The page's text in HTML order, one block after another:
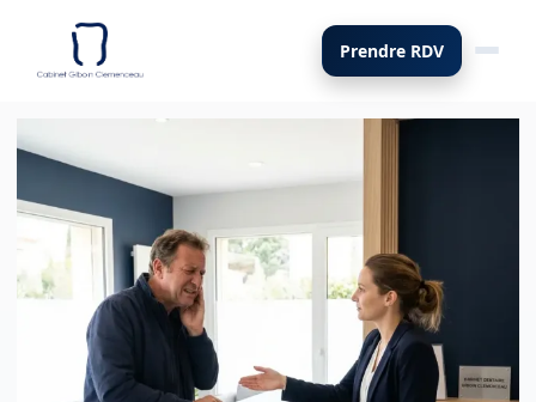
Prendre RDV